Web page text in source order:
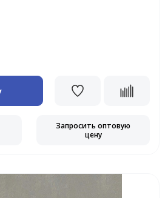
Запросить оптовую
цену